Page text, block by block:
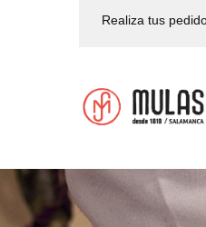
Realiza tus